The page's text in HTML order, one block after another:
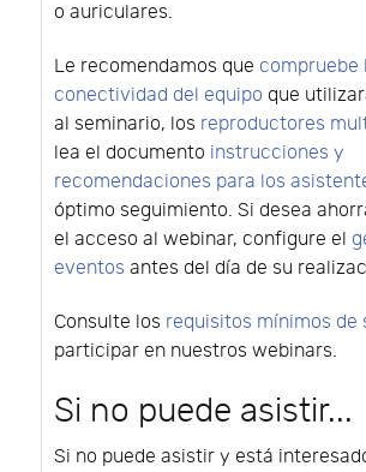
o auriculares.
Le recomendamos que compruebe
conectividad del equipo que
al seminario, los reproductores
lea el documento instrucciones y
recomendaciones para los
óptimo seguimiento. Si desea
el acceso al webinar, configure el
eventos antes del día de su
Consulte los requisitos mínimos de
participar en nuestros webinars.
Si no puede asistir...
Si no puede asistir y está